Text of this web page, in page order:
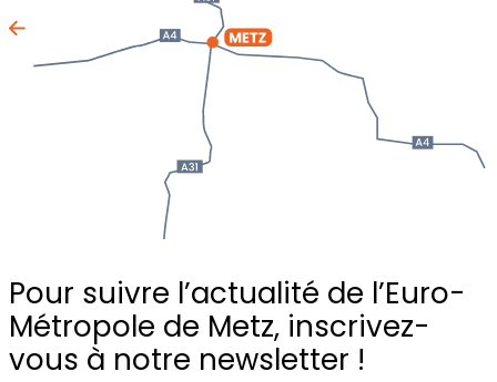
Pour suivre l’actualité de l’Euro-
Métropole de Metz, inscrivez-
vous à notre newsletter !